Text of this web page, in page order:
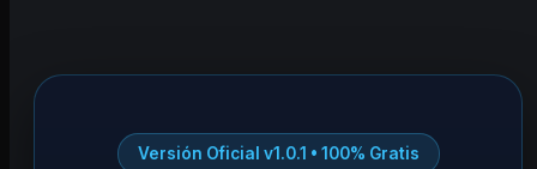
Versión Oficial v1.0.1 • 100% Gratis